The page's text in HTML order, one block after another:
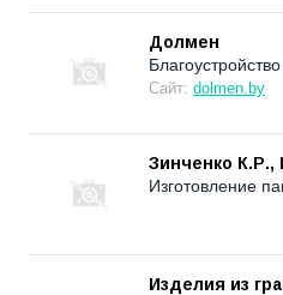
Долмен
Сайт: dolmen.by
Зинченко К.Р.,
Изготовление
Изделия из